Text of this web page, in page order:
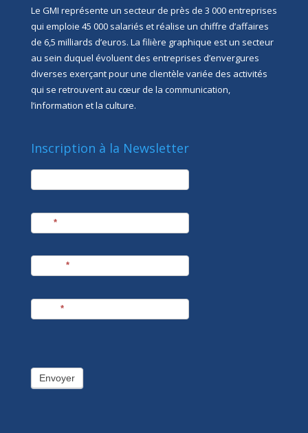
Le GMI représente un secteur de près de 3 000 entreprises
qui emploie 45 000 salariés et réalise un chiffre d’affaires
de 6,5 milliards d’euros. La filière graphique est un secteur
au sein duquel évoluent des entreprises d’envergures
diverses exerçant pour une clientèle variée des activités
qui se retrouvent au cœur de la communication,
l’information et la culture.
Inscription à la Newsletter
newsletter
*
*
*
Envoyer